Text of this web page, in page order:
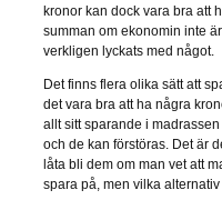
kronor kan dock vara bra att
summan om ekonomin inte
verkligen lyckats med något.
Det finns flera olika sätt att
det vara bra att ha några
allt sitt sparande i
och de kan förstöras. Det är
låta bli dem om man vet att
spara på, men vilka